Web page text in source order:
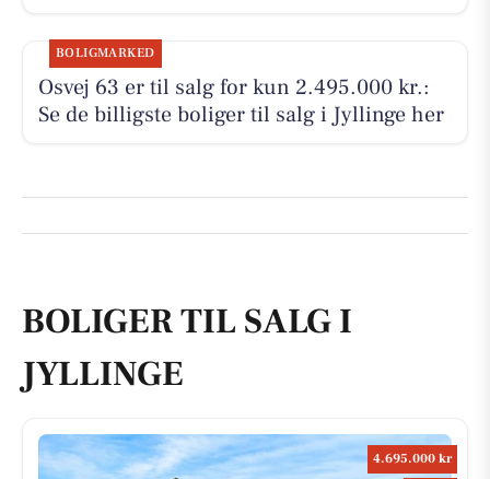
BOLIGMARKED
Osvej 63 er til salg for kun 2.495.000 kr.:
Se de billigste boliger til salg i Jyllinge her
BOLIGER TIL SALG I
JYLLINGE
4.695.000 kr